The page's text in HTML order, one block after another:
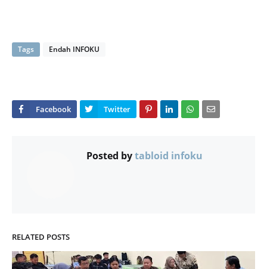
Tags Endah INFOKU
Posted bytabloid infoku
RELATED POSTS